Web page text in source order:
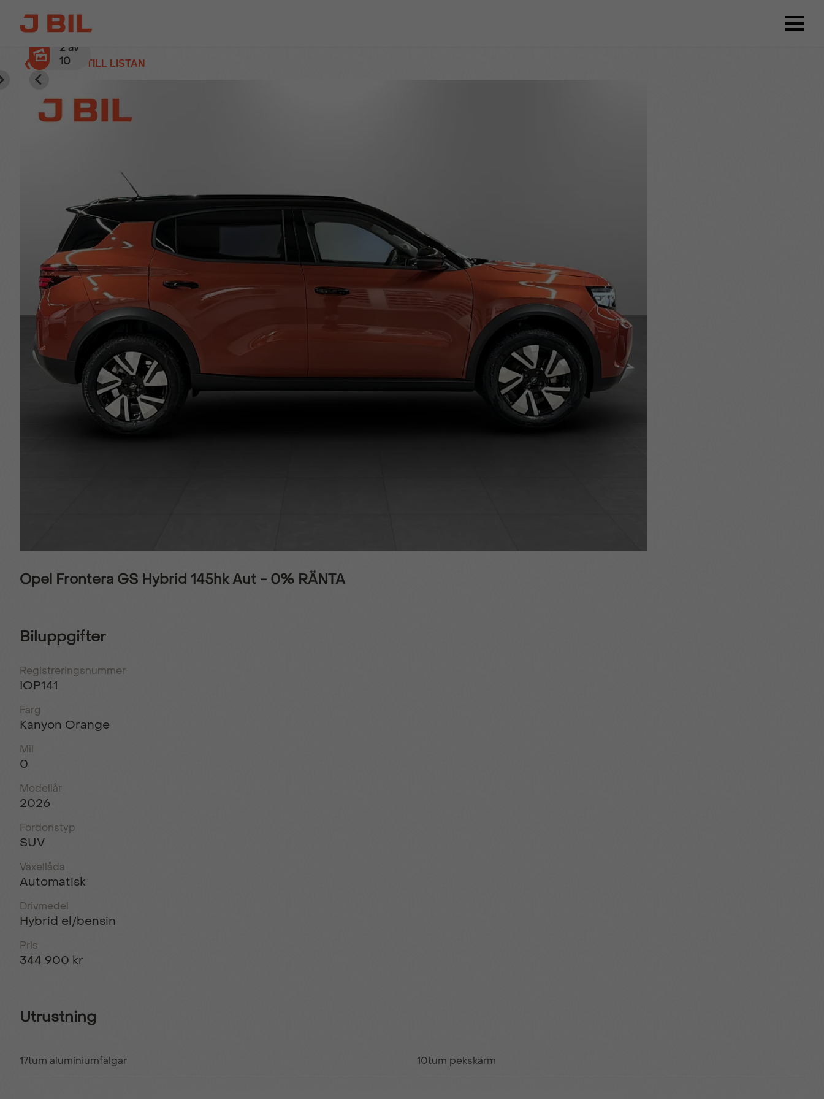
❮ TILLBAKA TILL LISTAN
3av
10
Opel Frontera GS Hybrid 145hk Aut - 0% RÄNTA
Biluppgifter
Registreringsnummer
IOP141
Färg
Kanyon Orange
Mil
0
Modellår
2026
Fordonstyp
SUV
Växellåda
Automatisk
Drivmedel
Hybrid el/bensin
Pris
344 900 kr
Utrustning
17tum aluminiumfälgar 10tum pekskärm